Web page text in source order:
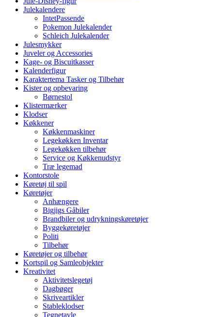
Julekalendere
IntetPassende
Pokemon Julekalender
Schleich Julekalender
Julesmykker
Juveler og Accessories
Kage- og Biscuitkasser
Kalenderfigur
Karaktertema Tasker og Tilbehør
Kister og opbevaring
Børnestol
Klistermærker
Klodser
Køkkener
Køkkenmaskiner
Legekøkken Inventar
Legekøkken tilbehør
Service og Køkkenudstyr
Træ legemad
Kontorstole
Køretøj til spil
Køretøjer
Anhængere
Bigjigs Gåbiler
Brandbiler og udrykningskøretøjer
Byggekøretøjer
Politi
Tilbehør
Køretøjer og tilbehør
Kortspil og Samleobjekter
Kreativitet
Aktivitetslegetøj
Dagbøger
Skriveartikler
Stableklodser
Tegnetavle